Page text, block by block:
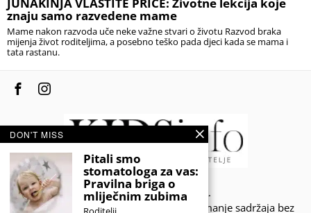
JUNAKINJA VLASTITE PRIČE: Životne lekcija koje
znaju samo razvedene mame
Mame nakon razvoda uče neke važne stvari o životu Razvod braka
mijenja život roditeljima, a posebno teško pada djeci kada se mama i
tata rastanu.
© 2020 - KIDSINFO.BA.
Sva prava zadržana. Zabranjeno preuzimanje sadržaja bez
DON'T MISS
Pitali smo
stomatologa za vas:
Pravilna briga o
mliječnim zubima